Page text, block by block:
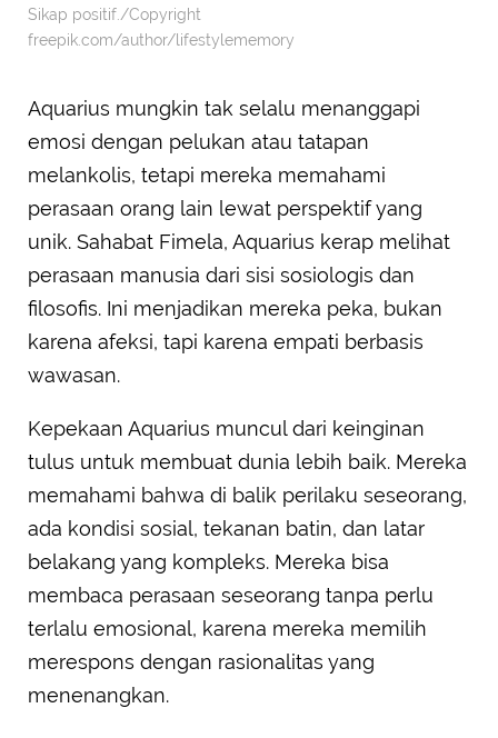
Sikap positif./Copyright
freepik.com/author/lifestylememory
Aquarius mungkin tak selalu menanggapi
emosi dengan pelukan atau tatapan
melankolis, tetapi mereka memahami
perasaan orang lain lewat perspektif yang
unik. Sahabat Fimela, Aquarius kerap melihat
perasaan manusia dari sisi sosiologis dan
filosofis. Ini menjadikan mereka peka, bukan
karena afeksi, tapi karena empati berbasis
wawasan.
Kepekaan Aquarius muncul dari keinginan
tulus untuk membuat dunia lebih baik. Mereka
memahami bahwa di balik perilaku seseorang,
ada kondisi sosial, tekanan batin, dan latar
belakang yang kompleks. Mereka bisa
membaca perasaan seseorang tanpa perlu
terlalu emosional, karena mereka memilih
merespons dengan rasionalitas yang
menenangkan.